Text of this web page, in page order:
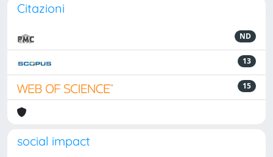
Citazioni
ND
13
15
social impact